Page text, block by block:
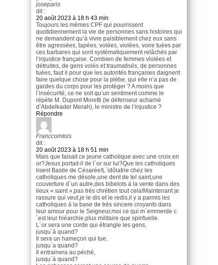
joseparis
dit :
20 août 2023 à 18 h 43 min
Toujours les mêmes CPF qui pourrissent
quotidiennement la vie de personnes sans histoires qui
ne demandent qu’à vivre paisiblement chez eux sans
être agressées, tapées, volées, violées, voire tuées par
ces barbares qui sont systématiquement relâchés par
l’injustice française. Combien de femmes violées et
détruites, de gens volés et traumatisés, de personnes
tuées, faut il pour que les autorités françaises daignent
faire quelque chose pour la plèbe, qui elle n’a pas de
gardes du corps pour les protéger ? A moins que
l’insécurité, ce ne soit qu’un sentiment comme le
répète M. Dupont Moretti (le défenseur acharné
d’Abdelkader Merah), le ministre de l’injustice ?
Répondre
Franccomtois
dit :
20 août 2023 à 18 h 51 min
Mais que faisait ce jeune catholique avec une croix en
or?Jesus portait-il de l´or sur lui?Que les catholiques
lisent Basile de Césarée!L´idôlatrie chez les
catholiques me désole,une dent de tel saint,une
couverture d´un autre,des bibelots á la vente dans des
lieux « saint »,pas trés chrétien tout cela!Maintenant je
rassure qui veut,je le dis et le redis,il y a parmis les
catholiques á la base de trés sincere croyants dans
leur amour pour le Seigneur,moi ce qui m´emmerde c
´est leur hiéarchie,plus militaire que spirituelle.
L´or sera une corde qui étrangle les gens,
jusqu´á quand?
Il sera un hameçon qui tue,
jusqu´a quand?
Il entrainera au péché,
jusqu´á quand?